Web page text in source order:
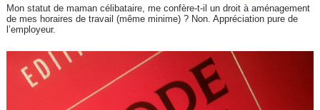
Mon statut de maman célibataire, me confère-t-il un droit à aménagement
de mes horaires de travail (même minime) ? Non. Appréciation pure de
l’employeur.